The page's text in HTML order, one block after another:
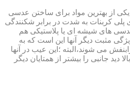
یکی از بهترین مواد برای ساختن عدسی
کربنات به شدت در برابر شکنندگی
های شیشه ای یا پلاستیکی هم
مثبت دیگر آنها این است که به
می شوند،البته ؛این عیب در آنها
دید جانبی را بیشتر از همتایان دیگر